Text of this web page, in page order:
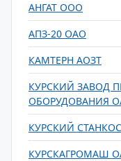
АНГАТ ООО
АПЗ-20 ОАО
КАМТЕРН АОЗТ
КУРСКИЙ ЗАВОД
ОБОРУДОВАНИЯ
КУРСКИЙ
КУРСКАГРОМАШ